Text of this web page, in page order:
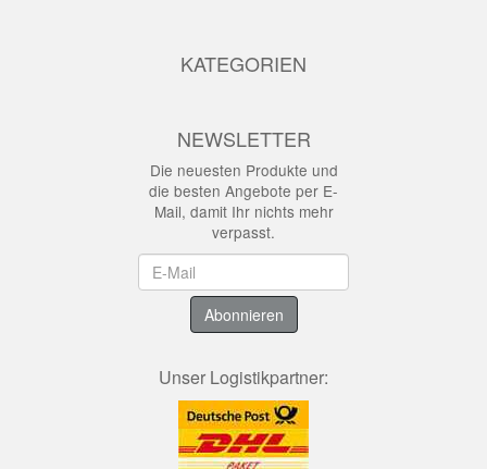
KATEGORIEN
NEWSLETTER
Die neuesten Produkte und
die besten Angebote per E-
Mail, damit Ihr nichts mehr
verpasst.
Abonnieren
Unser Logistikpartner: